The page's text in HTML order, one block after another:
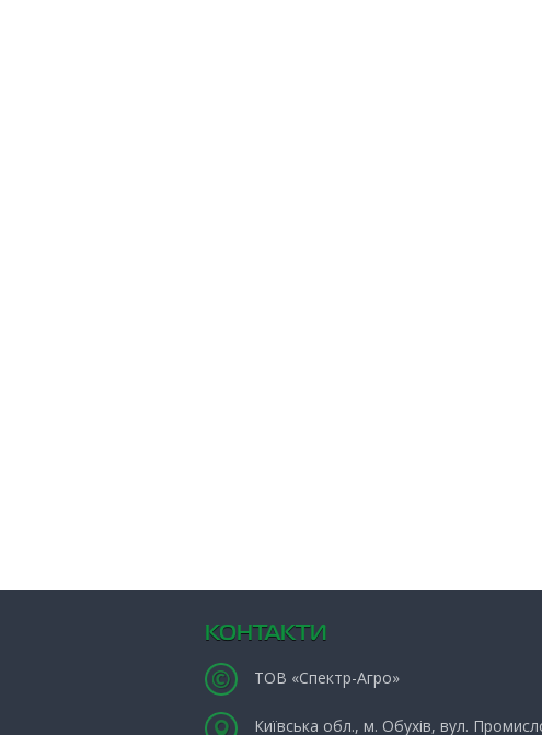
КОНТАКТИ
ТОВ «Спектр-Агро»
Київська обл., м. Обухів, вул.